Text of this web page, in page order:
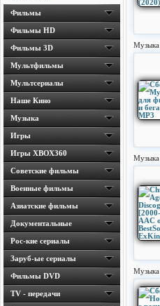
Фильмы
Фильмы HD
Фильмы 3D
Мультфильмы
Мультсериалы
Наше Кино
Музыка
Игры
Игры ХВОХ360
Cоветские фильмы
Военные фильмы
Азиатские фильмы
Документальные
Рос-кие сериалы
Заруб-ые сериалы
Фильмы DVD
TV - передачи
Музыка
Музыка
Музыка